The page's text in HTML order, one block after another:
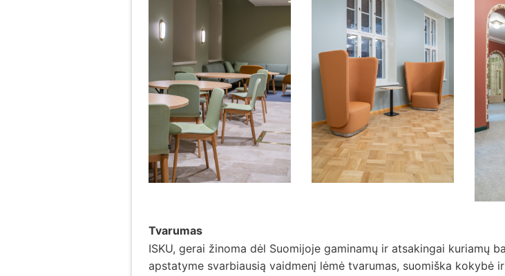
Tvarumas
ISKU, gerai žinoma dėl Suomijoje gaminamų ir atsakingai kuriamų
apstatyme svarbiausią vaidmenį lėmė tvarumas, suomiška kokybė